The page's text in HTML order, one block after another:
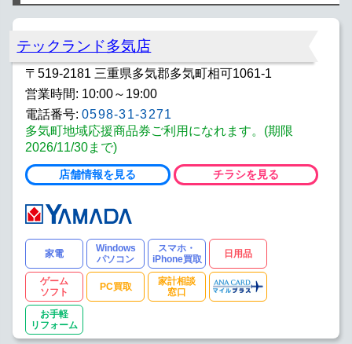
テックランド多気店
〒519-2181 三重県多気郡多気町相可1061-1
営業時間: 10:00～19:00
電話番号: 0598-31-3271
多気町地域応援商品券ご利用になれます。(期限
2026/11/30まで)
店舗情報を見る チラシを見る
家電
Windows
パソコン
スマホ・
iPhone買取
日用品
ゲーム
ソフト
PC買取
家計相談
窓口
お手軽
リフォーム